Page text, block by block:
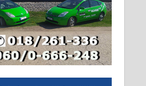
ОГЛАСИ
и флотација Рудник
запошљава 20
рудара. Услови:
школа, пожељно
на истим и